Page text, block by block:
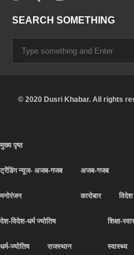
SEARCH SOMETHING
© 2020 Dusri Khabar. All rights
मुख्य पृष्ठ
ट्रेंडिंग न्यूज- अजब-गजब
मनोरंजन
अजब-गजब
कारोबार विदेश
देश-विदेश-धर्म ज्योतिष
धर्म-ज्योतिष राजस्थान
शिक्षा-
स्वास्थ्य